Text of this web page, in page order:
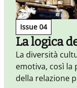
Issue 04
La logica
La diversità
emotiva, così la
della relazione